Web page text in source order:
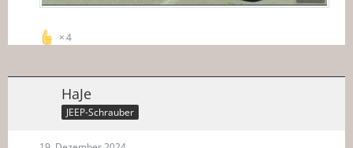
4
HaJe
JEEP-Schrauber